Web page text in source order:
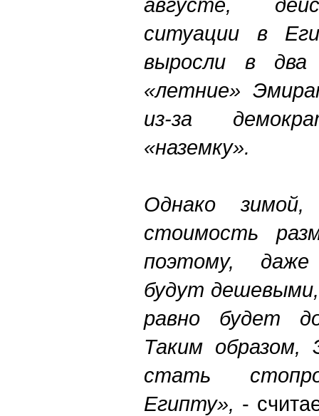
ситуации в
выросли в
«летние»
из-за
«наземку».
Однако
стоимость
поэтому,
будут
равно будет
Таким
стать
Египту», -